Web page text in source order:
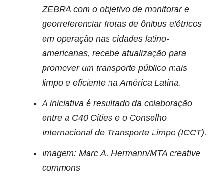
ZEBRA com o objetivo de monitorar e
georreferenciar frotas de ônibus elétricos
em operação nas cidades latino-
americanas, recebe atualização para
promover um transporte público mais
limpo e eficiente na América Latina.
A iniciativa é resultado da colaboração
entre a C40 Cities e o Conselho
Internacional de Transporte Limpo (ICCT).
Imagem: Marc A. Hermann/MTA creative
commons